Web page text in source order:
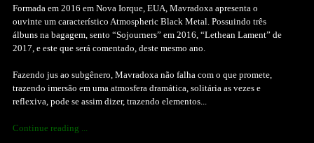
Formada em 2016 em Nova Iorque, EUA, Mavradoxa apresenta o
ouvinte um característico Atmospheric Black Metal. Possuindo três
álbuns na bagagem, sento “Sojourners” em 2016, “Lethean Lament” de
2017, e este que será comentado, deste mesmo ano.
Fazendo jus ao subgênero, Mavradoxa não falha com o que promete,
trazendo imersão em uma atmosfera dramática, solitária as vezes e
reflexiva, pode se assim dizer, trazendo elementos...
Continue reading ...